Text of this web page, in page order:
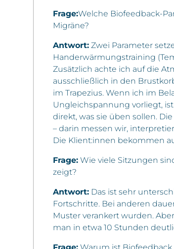
Frage:Welche Biofeedback-
Migräne?
Antwort: Zwei Parameter
Handerwärmungstraining
Zusätzlich achte ich auf die
ausschließlich in den
im Trapezius. Wenn ich im
Ungleichspannung vorliegt,
direkt, was sie üben sollen.
– darin messen wir,
Die Klient:innen bekommen
Frage: Wie viele Sitzungen
zeigt?
Antwort: Das ist sehr
Fortschritte. Bei anderen
Muster verankert wurden.
man in etwa 10 Stunden